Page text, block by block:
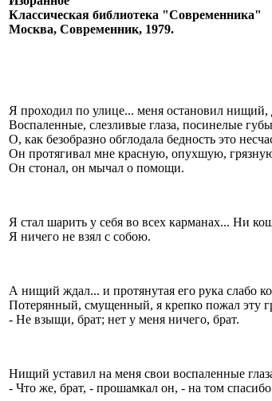
Классическая библиотека "Современника"
Москва, Современник, 1979.
Я проходил по улице... меня остановил нищий,
Воспаленные, слезливые глаза, посинелые
О, как безобразно обглодала бедность это
Он протягивал мне красную, опухшую,
Он стонал, он мычал о помощи.
Я стал шарить у себя во всех карманах... Ни
Я ничего не взял с собою.
А нищий ждал... и протянутая его рука слабо
Потерянный, смущенный, я крепко пожал эту
- Не взыщи, брат; нет у меня ничего, брат.
Нищий уставил на меня свои воспаленные
- Что же, брат, - прошамкал он, - на том